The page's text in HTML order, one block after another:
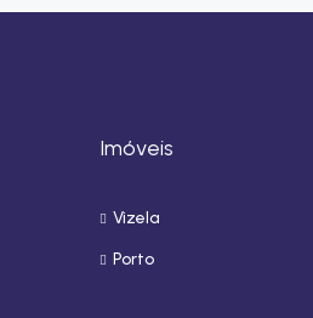
Imóveis
Vizela
Porto